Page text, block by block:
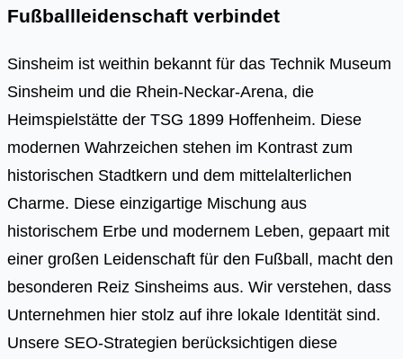
Fußballleidenschaft verbindet
Sinsheim ist weithin bekannt für das Technik Museum
Sinsheim und die Rhein-Neckar-Arena, die
Heimspielstätte der TSG 1899 Hoffenheim. Diese
modernen Wahrzeichen stehen im Kontrast zum
historischen Stadtkern und dem mittelalterlichen
Charme. Diese einzigartige Mischung aus
historischem Erbe und modernem Leben, gepaart mit
einer großen Leidenschaft für den Fußball, macht den
besonderen Reiz Sinsheims aus. Wir verstehen, dass
Unternehmen hier stolz auf ihre lokale Identität sind.
Unsere SEO-Strategien berücksichtigen diese